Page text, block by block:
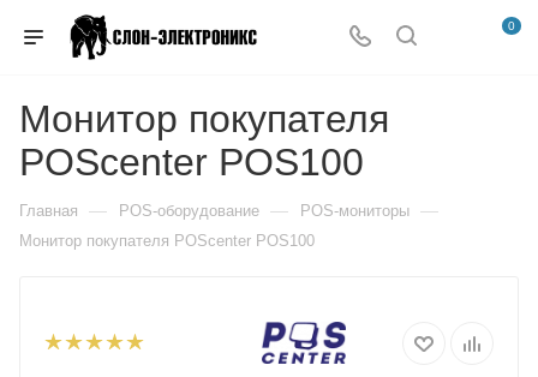
0
Монитор покупателя
POScenter POS100
Главная — POS-оборудование — POS-мониторы —
Монитор покупателя POScenter POS100